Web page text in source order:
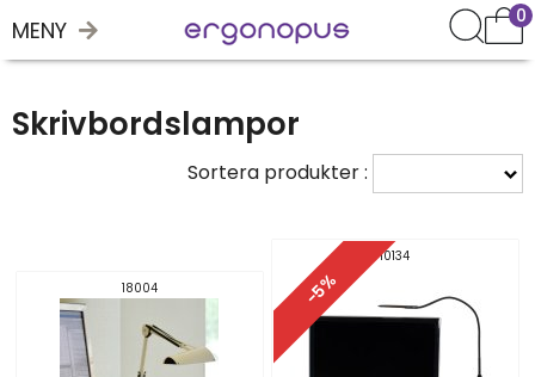
MENY 0
Skrivbordslampor
Sortera produkter :
18004 -5%
10134